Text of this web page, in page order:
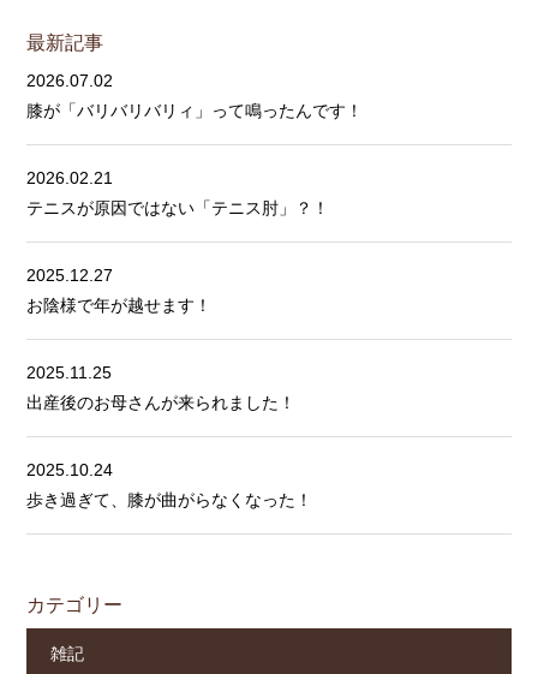
最新記事
2026.07.02
膝が「バリバリバリィ」って鳴ったんです！
2026.02.21
テニスが原因ではない「テニス肘」？！
2025.12.27
お陰様で年が越せます！
2025.11.25
出産後のお母さんが来られました！
2025.10.24
歩き過ぎて、膝が曲がらなくなった！
カテゴリー
雑記